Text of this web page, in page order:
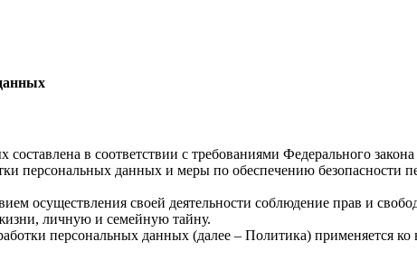
в соответствии с требованиями Федерального
персональных данных и меры по обеспечению безопасности
осуществления своей деятельности соблюдение прав и
личную и семейную тайну.
персональных данных (далее – Политика) применяется